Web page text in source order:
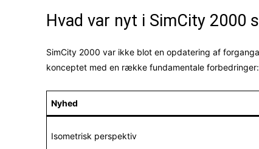
Hvad var nyt i SimCity 2000
SimCity 2000 var ikke blot en opdatering af
konceptet med en række fundamentale forbedringer:
Nyhed
Isometrisk perspektiv